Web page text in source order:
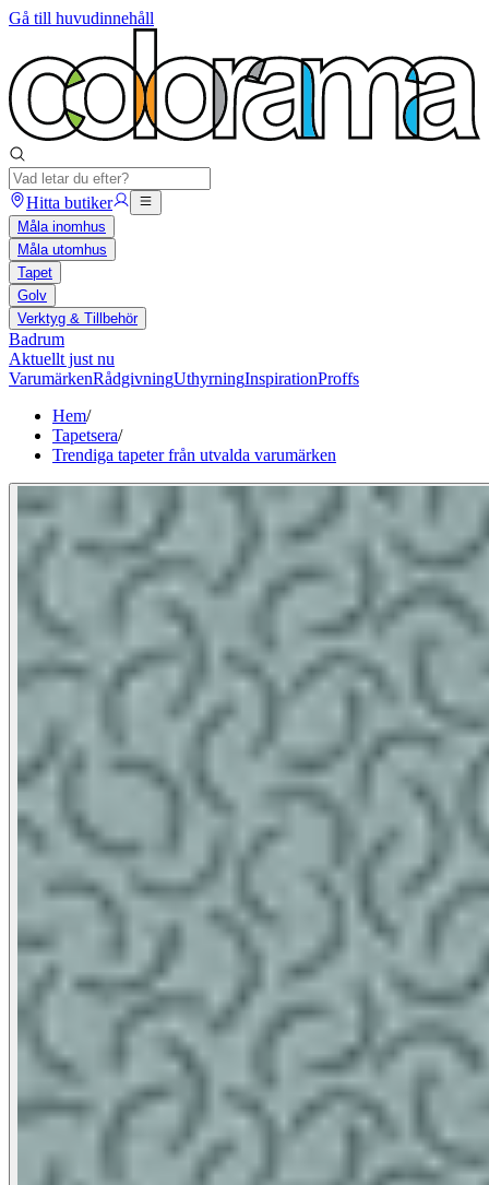
Gå till huvudinnehåll
Hitta butiker
Måla inomhus
Måla utomhus
Tapet
Golv
Verktyg & Tillbehör
Badrum
Aktuellt just nu
VarumärkenRådgivningUthyrningInspirationProffs
Hem/
Tapetsera/
Trendiga tapeter från utvalda varumärken